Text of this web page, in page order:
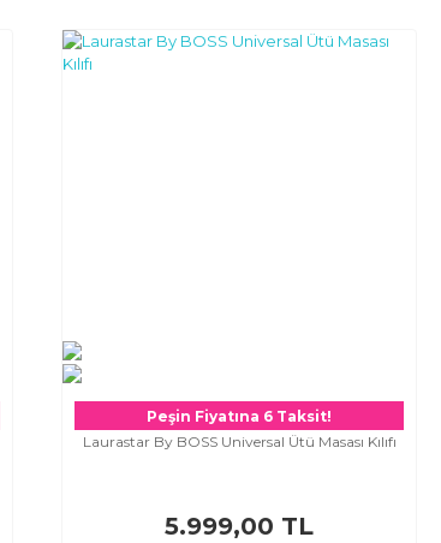
Peşin Fiyatına 6 Taksit!
Laurastar By BOSS Universal Ütü Masası Kılıfı
5.999,00 TL